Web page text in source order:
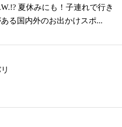
夏休みにも！子連れで行き
る国内外のお出かけスポ...